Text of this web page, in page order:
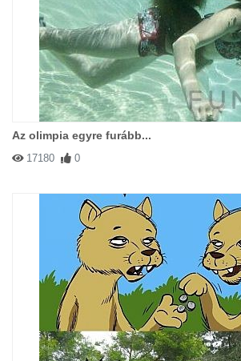
Az olimpia egyre furább...
17180 0